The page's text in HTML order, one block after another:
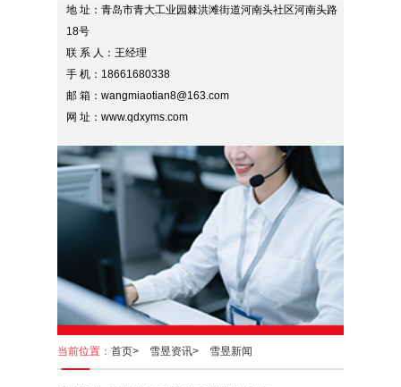
地 址：青岛市青大工业园棘洪滩街道河南头社区河南头路
18号
联 系 人：王经理
手 机：18661680338
邮 箱：wangmiaotian8@163.com
网 址：www.qdxyms.com
当前位置： 首页> 雪昱资讯> 雪昱新闻